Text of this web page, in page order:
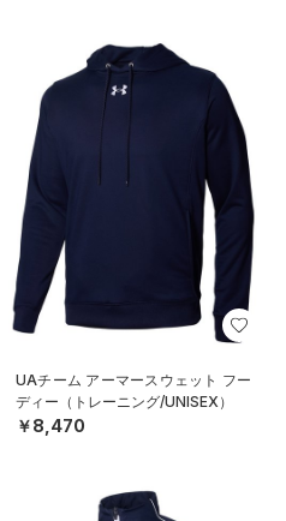
UAチーム アーマースウェット フー
ディー（トレーニング/UNISEX）
￥8,470